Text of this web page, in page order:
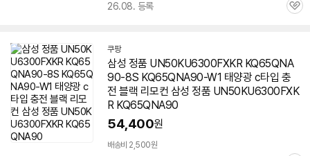
26.08. 등록
관
쿠팡
삼성 정품 UN50KU6300FXKR KQ65QNA
90-8S KQ65QNA90-W1 태양광 c타입 충
전 블랙 리모컨 삼성 정품 UN50KU6300FXK
R KQ65QNA90
54,400원
배송비 2,500원